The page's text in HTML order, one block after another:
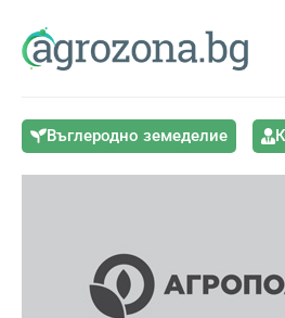
Въглеродно земеделие